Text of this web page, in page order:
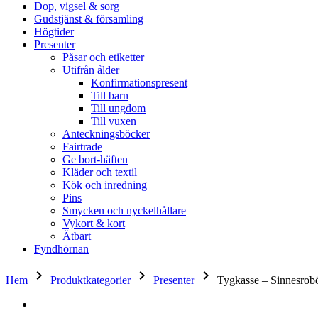
Dop, vigsel & sorg
Gudstjänst & församling
Högtider
Presenter
Påsar och etiketter
Utifrån ålder
Konfirmationspresent
Till barn
Till ungdom
Till vuxen
Anteckningsböcker
Fairtrade
Ge bort-häften
Kläder och textil
Kök och inredning
Pins
Smycken och nyckelhållare
Vykort & kort
Ätbart
Fyndhörnan
Hem keyboard_arrow_right Produktkategorier keyboard_arrow_right Presenter keyboard_arrow_right Tygkasse –